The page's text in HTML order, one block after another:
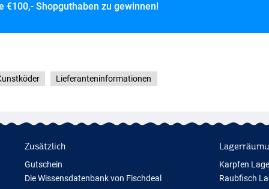
€100,- Shopguthaben zu gewinnen!
Lieferanteninformationen
Zusätzlich
Gutschein
Die Wissensdatenbank von Fischdeal
Karpfen
Raubfisch